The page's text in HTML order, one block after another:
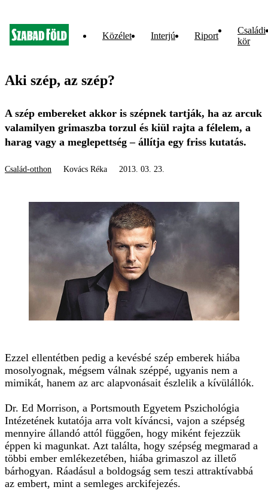
Közélet Interjú Riport
Családi
kör
Aki szép, az szép?
A szép embereket akkor is szépnek tartják, ha az arcuk
valamilyen grimaszba torzul és kiül rajta a félelem, a
harag vagy a meglepettség – állítja egy friss kutatás.
Család-otthon Kovács Réka 2013. 03. 23.
Ezzel ellentétben pedig a kevésbé szép emberek hiába
mosolyognak, mégsem válnak széppé, ugyanis nem a
mimikát, hanem az arc alapvonásait észlelik a kívülállók.
Dr. Ed Morrison, a Portsmouth Egyetem Pszichológia
Intézetének kutatója arra volt kíváncsi, vajon a szépség
mennyire állandó attól függően, hogy miként fejezzük
éppen ki magunkat. Azt találta, hogy szépség megmarad a
többi ember emlékezetében, hiába grimaszol az illető
bárhogyan. Ráadásul a boldogság sem teszi attraktívabbá
az embert, mint a semleges arckifejezés.